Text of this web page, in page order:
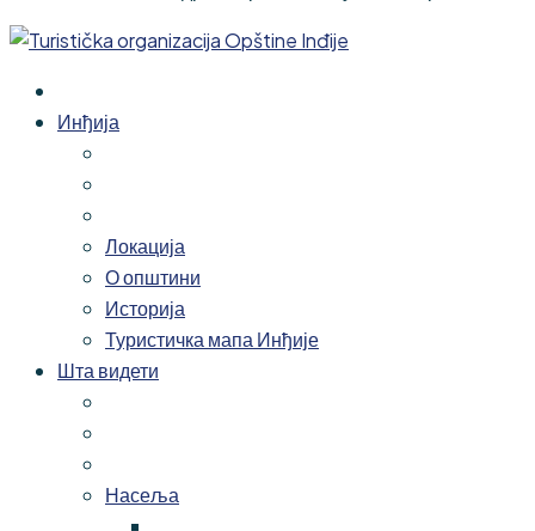
Инђија
Локација
О општини
Историја
Туристичка мапа Инђије
Шта видети
Насеља